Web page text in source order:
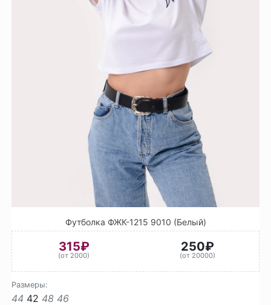
Футболка ФЖК-1215 9010 (Белый)
315₽
(от 2000)
250₽
(от 20000)
Размеры:
44 42 48 46